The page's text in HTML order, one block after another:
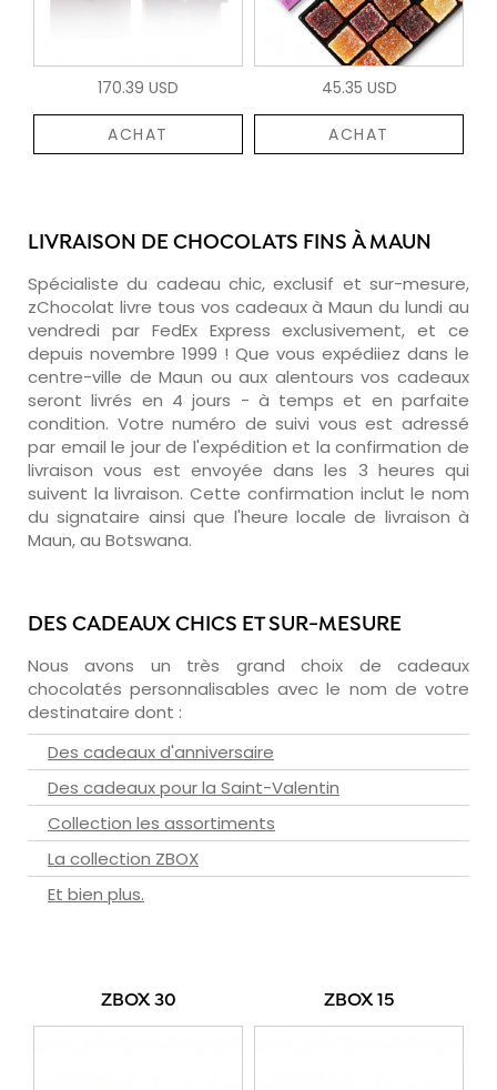
170.39 USD
ACHAT
45.35 USD
ACHAT
LIVRAISON DE CHOCOLATS FINS À MAUN
Spécialiste du cadeau chic, exclusif et sur-mesure,
zChocolat livre tous vos cadeaux à Maun du lundi au
vendredi par FedEx Express exclusivement, et ce
depuis novembre 1999 ! Que vous expédiiez dans le
centre-ville de Maun ou aux alentours vos cadeaux
seront livrés en 4 jours - à temps et en parfaite
condition. Votre numéro de suivi vous est adressé
par email le jour de l'expédition et la confirmation de
livraison vous est envoyée dans les 3 heures qui
suivent la livraison. Cette confirmation inclut le nom
du signataire ainsi que l'heure locale de livraison à
Maun, au Botswana.
DES CADEAUX CHICS ET SUR-MESURE
Nous avons un très grand choix de cadeaux
chocolatés personnalisables avec le nom de votre
destinataire dont :
Des cadeaux d'anniversaire
Des cadeaux pour la Saint-Valentin
Collection les assortiments
La collection ZBOX
Et bien plus.
ZBOX 30 ZBOX 15